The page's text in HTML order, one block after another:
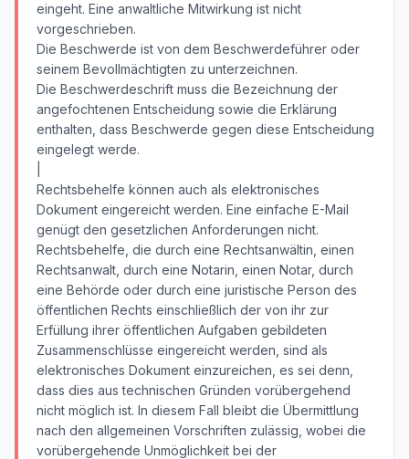
eingeht. Eine anwaltliche Mitwirkung ist nicht
vorgeschrieben.
Die Beschwerde ist von dem Beschwerdeführer oder
seinem Bevollmächtigten zu unterzeichnen.
Die Beschwerdeschrift muss die Bezeichnung der
angefochtenen Entscheidung sowie die Erklärung
enthalten, dass Beschwerde gegen diese Entscheidung
eingelegt werde.
Rechtsbehelfe können auch als elektronisches
Dokument eingereicht werden. Eine einfache E-Mail
genügt den gesetzlichen Anforderungen nicht.
Rechtsbehelfe, die durch eine Rechtsanwältin, einen
Rechtsanwalt, durch eine Notarin, einen Notar, durch
eine Behörde oder durch eine juristische Person des
öffentlichen Rechts einschließlich der von ihr zur
Erfüllung ihrer öffentlichen Aufgaben gebildeten
Zusammenschlüsse eingereicht werden, sind als
elektronisches Dokument einzureichen, es sei denn,
dass dies aus technischen Gründen vorübergehend
nicht möglich ist. In diesem Fall bleibt die Übermittlung
nach den allgemeinen Vorschriften zulässig, wobei die
vorübergehende Unmöglichkeit bei der